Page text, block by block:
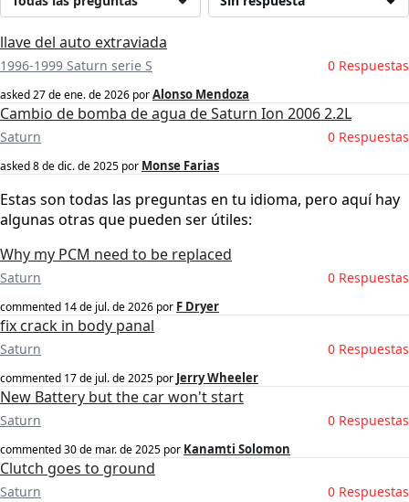
llave del auto extraviada
1996-1999 Saturn serie S 0 Respuestas
asked27 de ene. de 2026 porAlonso Mendoza
Cambio de bomba de agua de Saturn Ion 2006 2.2L
Saturn 0 Respuestas
asked8 de dic. de 2025 por Monse Farias
Estas son todas las preguntas en tu idioma, pero aquí hay
algunas otras que pueden ser útiles:
Why my PCM need to be replaced
Saturn 0 Respuestas
commented 14 de jul. de 2026 por F Dryer
fix crack in body panal
Saturn 0 Respuestas
commented 17 de jul. de 2025 por Jerry Wheeler
New Battery but the car won't start
Saturn 0 Respuestas
commented30 de mar. de 2025 por Kanamti Solomon
Clutch goes to ground
Saturn 0 Respuestas